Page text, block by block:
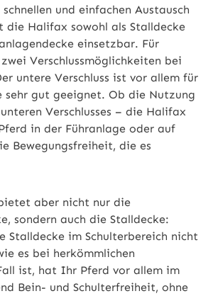
und einfachen Austausch
die Halifax sowohl als Stalldecke
einsetzbar. Für
Verschlussmöglichkeiten bei
untere Verschluss ist vor allem für
sehr gut geeignet. Ob die Nutzung
Verschlusses – die Halifax
in der Führanlage oder auf
Bewegungsfreiheit, die es
aber nicht nur die
sondern auch die Stalldecke:
Stalldecke im Schulterbereich nicht
es bei herkömmlichen
ist, hat Ihr Pferd vor allem im
Bein- und Schulterfreiheit, ohne